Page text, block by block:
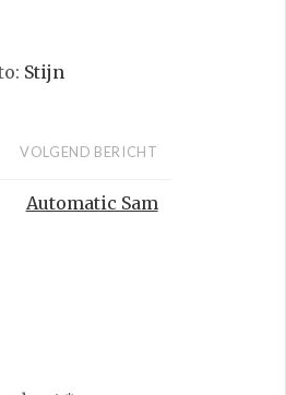
Stijn
VOLGEND BERICHT
Automatic Sam